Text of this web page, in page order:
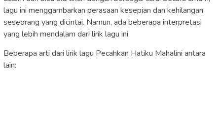
lagu ini menggambarkan perasaan kesepian dan kehilangan
seseorang yang dicintai. Namun, ada beberapa interpretasi
yang lebih mendalam dari lirik lagu ini.
Beberapa arti dari lirik lagu Pecahkan Hatiku Mahalini antara
lain: